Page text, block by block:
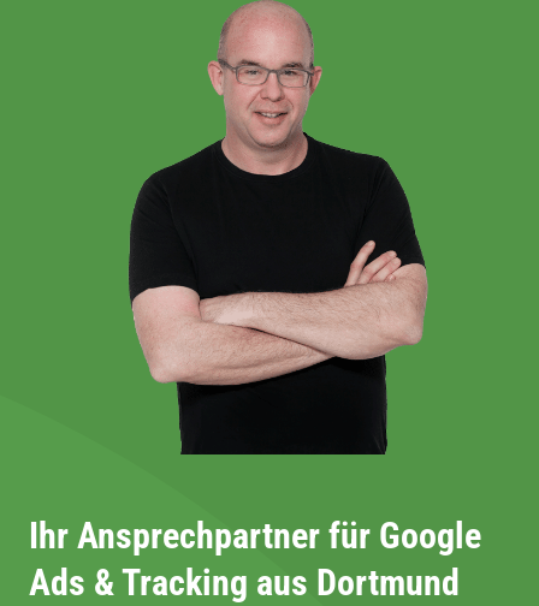
Ihr Ansprechpartner für Google
Ads & Tracking aus Dortmund